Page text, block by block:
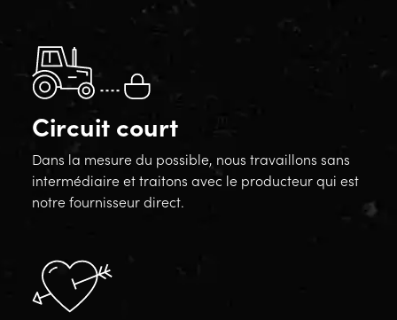
Circuit court
Dans la mesure du possible, nous travaillons sans
intermédiaire et traitons avec le producteur qui est
notre fournisseur direct.